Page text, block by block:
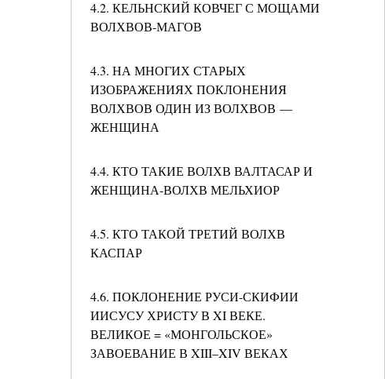
4.2. КЕЛЬНСКИЙ КОВЧЕГ С МОЩАМИ
ВОЛХВОВ-МАГОВ
4.3. НА МНОГИХ СТАРЫХ
ИЗОБРАЖЕНИЯХ ПОКЛОНЕНИЯ
ВОЛХВОВ ОДИН ИЗ ВОЛХВОВ —
ЖЕНЩИНА
4.4. КТО ТАКИЕ ВОЛХВ ВАЛТАСАР И
ЖЕНЩИНА-ВОЛХВ МЕЛЬХИОР
4.5. КТО ТАКОЙ ТРЕТИЙ ВОЛХВ
КАСПАР
4.6. ПОКЛОНЕНИЕ РУСИ-СКИФИИ
ИИСУСУ ХРИСТУ В XI ВЕКЕ.
ВЕЛИКОЕ = «МОНГОЛЬСКОЕ»
ЗАВОЕВАНИЕ В XIII–XIV ВЕКАХ